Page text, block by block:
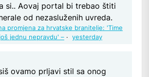
si.. Aovaj portal bi trebao štiti
od nezasluženih uvreda.
promjena za hrvatske branitelje: 'Time
jednu nepravdu' – · yesterday
ovamo prljavi stil sa onog